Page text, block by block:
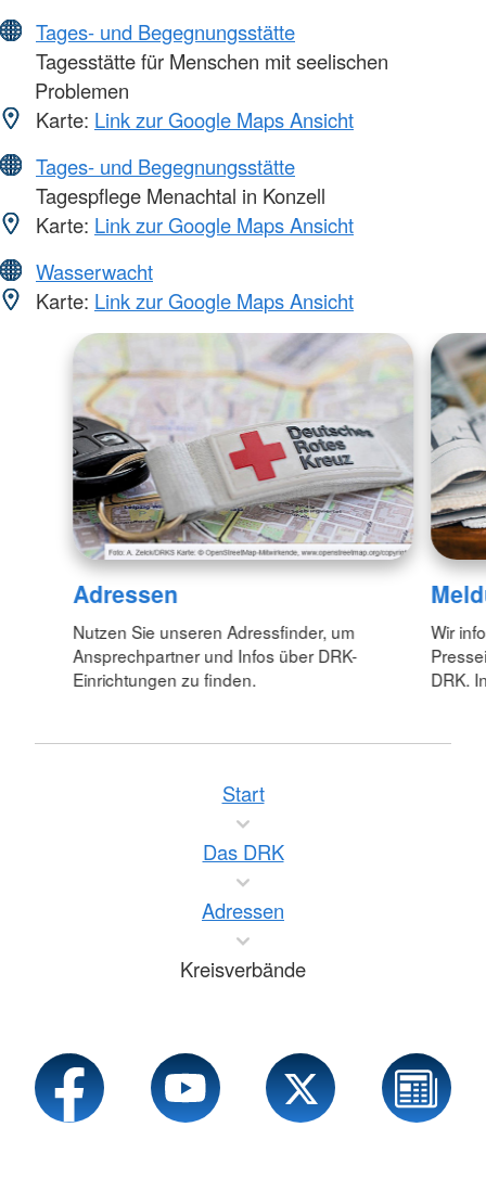
Tages- und Begegnungsstätte
Tagesstätte für Menschen mit seelischen
Problemen
Karte: Link zur Google Maps Ansicht
Tages- und Begegnungsstätte
Tagespflege Menachtal in Konzell
Karte: Link zur Google Maps Ansicht
Wasserwacht
Karte: Link zur Google Maps Ansicht
Adressen
Nutzen Sie unseren Adressfinder, um
Ansprechpartner und Infos über DRK-
Einrichtungen zu finden.
Wir
DRK.
Start
Das DRK
Adressen
Kreisverbände